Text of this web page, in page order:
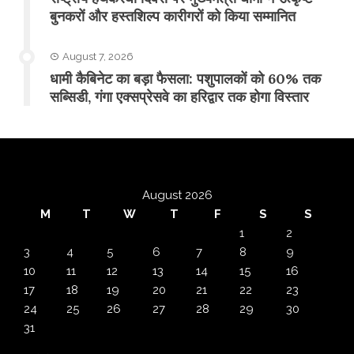
बुनकरों और हस्तशिल्प कारीगरों को किया सम्मानित
August 7, 2026
​धामी कैबिनेट का बड़ा फैसला: पशुपालकों को 60% तक
सब्सिडी, गंगा एक्सप्रेसवे का हरिद्वार तक होगा विस्तार
August 2026
M
T W T F S
S
1
2
3
4 5 6 7 8
9
10
11 12 13 14 15
16
17
18 19 20 21 22
23
24
25 26 27 28 29
30
31